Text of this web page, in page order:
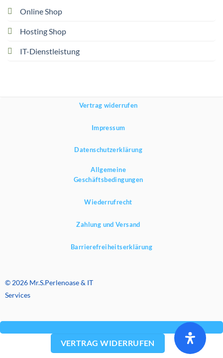
Online Shop
Hosting Shop
IT-Dienstleistung
Vertrag widerrufen
Impressum
Datenschutzerklärung
Allgemeine
Geschäftsbedingungen
Wiederrufrecht
Zahlung und Versand
Barrierefreiheitserklärung
© 2026 Mr.S.Perlenoase & IT
Services
VERTRAG WIDERRUFEN